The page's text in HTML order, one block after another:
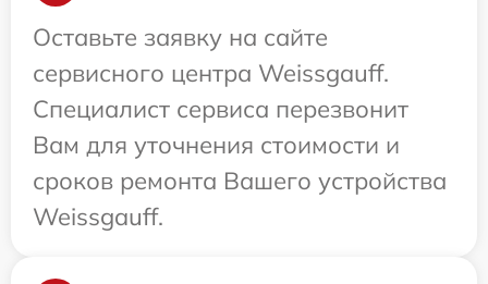
Оставьте заявку на сайте
сервисного центра Weissgauff.
Специалист сервиса перезвонит
Вам для уточнения стоимости и
сроков ремонта Вашего устройства
Weissgauff.